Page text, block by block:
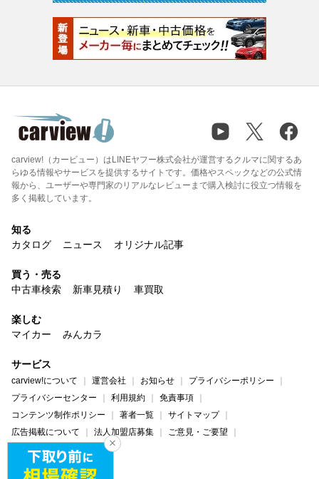
carview!（カービュー）はLINEヤフー株式会社が運営するクルマに関するあ
らゆる情報やサービスを提供するサイトです。価格やスペックなどの公式情
報から、ユーザーや専門家のリアルなレビューまで購入検討に役立つ情報を
多く掲載しています。
知る
カタログ
ニュース オリジナル記事
買う・売る
中古車検索
新車見積り 車買取
楽しむ
マイカー
みんカラ
サービス
carview!について 運営会社 お知らせ
プライバシーポリシー
プライバシーセンター
利用規約
免責事項
コンテンツ制作ポリシー
著者一覧
サイトマップ
広告掲載について
法人加盟店募集
ご意見・ご要望
ヘルプ・お問い合わせ